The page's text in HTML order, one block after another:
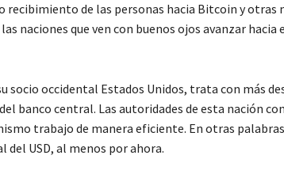
de las personas hacia Bitcoin y otras
naciones que ven con buenos ojos avanzar hacia
socio occidental Estados Unidos, trata con más
banco central. Las autoridades de esta nación
trabajo de manera eficiente. En otras
del USD, al menos por ahora.